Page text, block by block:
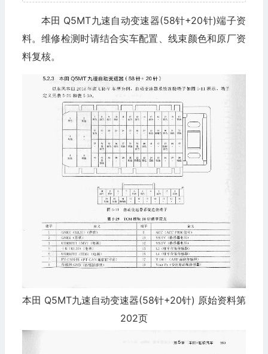
本田 Q5MT九速自动变速器(58针+20针)端子资
料。维修检测时请结合实车配置、线束颜色和原厂资
料复核。
本田 Q5MT九速自动变速器(58针+20针) 原始资料第
202页